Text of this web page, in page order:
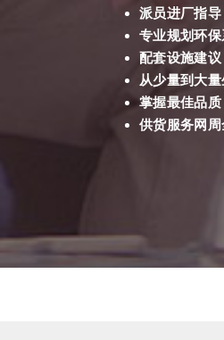
派员进厂指导
专业规划环保
配套设施建议
从少量到大
掌握最佳品质
供货服务网